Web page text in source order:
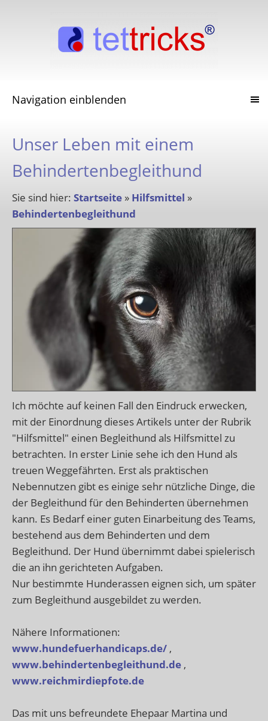
Navigation einblenden
Unser Leben mit einem
Behindertenbegleithund
Sie sind hier: Startseite » Hilfsmittel »
Behindertenbegleithund
Ich möchte auf keinen Fall den Eindruck erwecken,
mit der Einordnung dieses Artikels unter der Rubrik
"Hilfsmittel" einen Begleithund als Hilfsmittel zu
betrachten. In erster Linie sehe ich den Hund als
treuen Weggefährten. Erst als praktischen
Nebennutzen gibt es einige sehr nützliche Dinge, die
der Begleithund für den Behinderten übernehmen
kann. Es Bedarf einer guten Einarbeitung des Teams,
bestehend aus dem Behinderten und dem
Begleithund. Der Hund übernimmt dabei spielerisch
die an ihn gerichteten Aufgaben.
Nur bestimmte Hunderassen eignen sich, um später
zum Begleithund ausgebildet zu werden.
Nähere Informationen:
www.hundefuerhandicaps.de/ ,
www.behindertenbegleithund.de ,
www.reichmirdiepfote.de
Das mit uns befreundete Ehepaar Martina und